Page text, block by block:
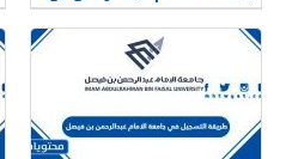
فيصل 1448